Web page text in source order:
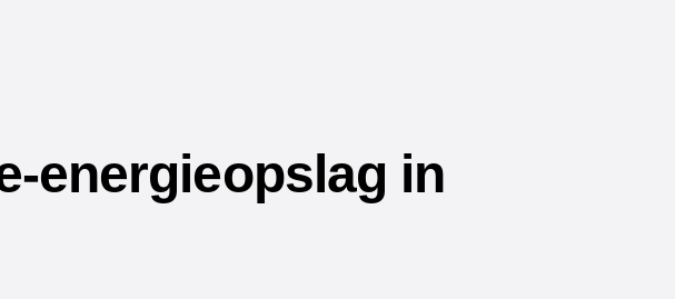
energieopslag in